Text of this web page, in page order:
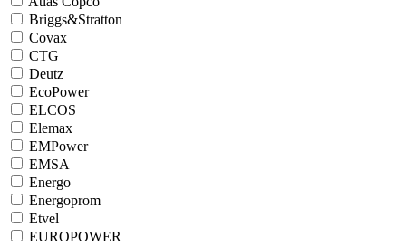
Briggs&Stratton
Covax
CTG
Deutz
EcoPower
ELCOS
Elemax
EMPower
EMSA
Energo
Energoprom
Etvel
EUROPOWER